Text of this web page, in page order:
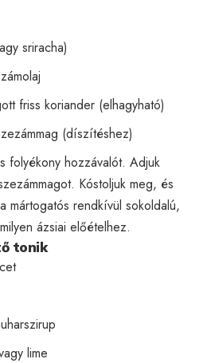
sriracha)
friss koriander (elhagyható)
(díszítéshez)
folyékony hozzávalót. Adjuk
Kóstoljuk meg, és
mártogatós rendkívül sokoldalú,
ázsiai előételhez.
tonik
lime